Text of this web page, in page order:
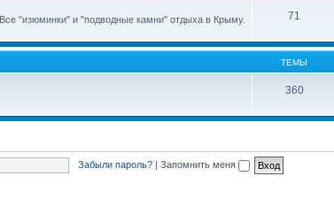
"изюминки" и "подводные камни" отдыха в Крыму.
71
ТЕМЫ
360
Забыли пароль? | Запомнить меня